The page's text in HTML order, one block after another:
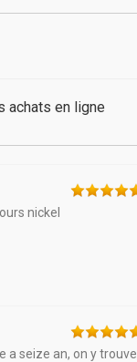
achats en ligne
nickel
a seize an, on y trouve